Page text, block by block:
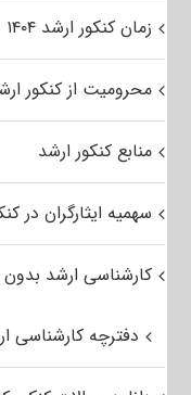
زمان کنکور ارشد ۱۴۰۴
محرومیت از کنکور
منابع کنکور ارشد
سهمیه ایثارگران در
کارشناسی ارشد بدون
دفترچه کارشناسی